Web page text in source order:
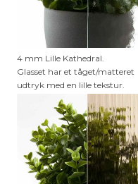
4 mm Lille Kathedral.
Glasset har et tåget/matteret
udtryk med en lille tekstur.